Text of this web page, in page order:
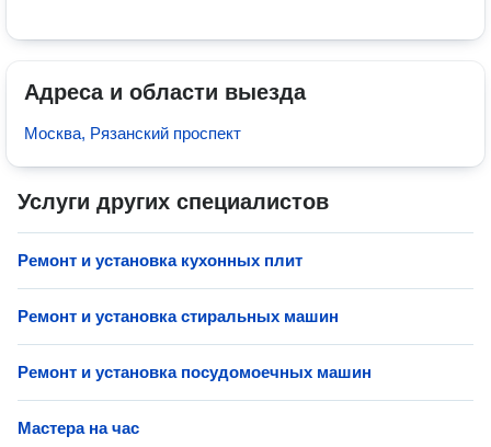
Адреса и области выезда
Москва, Рязанский проспект
Услуги других специалистов
Ремонт и установка кухонных плит
Ремонт и установка стиральных машин
Ремонт и установка посудомоечных машин
Мастера на час